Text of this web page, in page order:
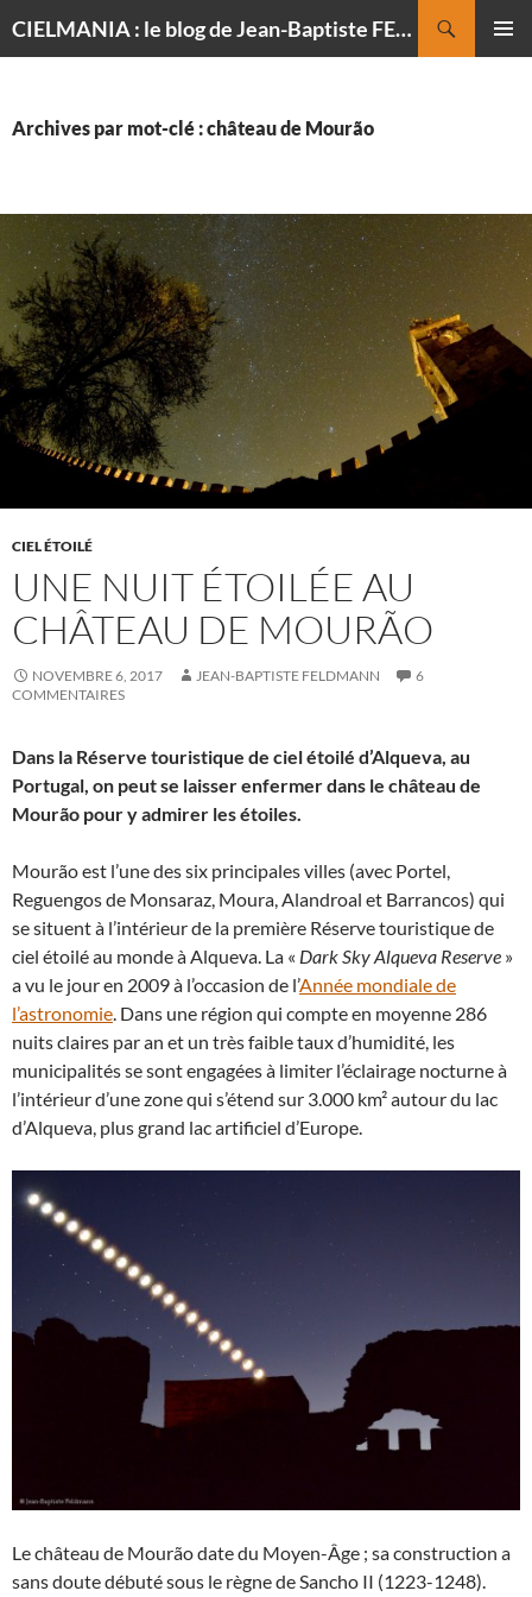
CIELMANIA : le blog de Jean-Baptiste FELDMANN, photographe du ciel
Archives par mot-clé : château de Mourão
CIEL ÉTOILÉ
UNE NUIT ÉTOILÉE AU
CHÂTEAU DE MOURÃO
NOVEMBRE 6, 2017 JEAN-BAPTISTE FELDMANN
6
COMMENTAIRES
Dans la Réserve touristique de ciel étoilé d’Alqueva, au
Portugal, on peut se laisser enfermer dans le château de
Mourão pour y admirer les étoiles.
Mourão est l’une des six principales villes (avec Portel,
Reguengos de Monsaraz, Moura, Alandroal et Barrancos) qui
se situent à l’intérieur de la première Réserve touristique de
ciel étoilé au monde à Alqueva. La « Dark Sky Alqueva Reserve »
a vu le jour en 2009 à l’occasion de l’Année mondiale de
l’astronomie. Dans une région qui compte en moyenne 286
nuits claires par an et un très faible taux d’humidité, les
municipalités se sont engagées à limiter l’éclairage nocturne à
l’intérieur d’une zone qui s’étend sur 3.000 km² autour du lac
d’Alqueva, plus grand lac artificiel d’Europe.
Le château de Mourão date du Moyen-Âge ; sa construction a
sans doute débuté sous le règne de Sancho II (1223-1248).